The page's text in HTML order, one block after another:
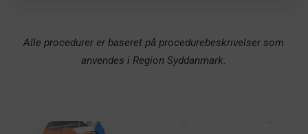
Alle procedurer er baseret på procedurebeskrivelser som
anvendes i Region Syddanmark.